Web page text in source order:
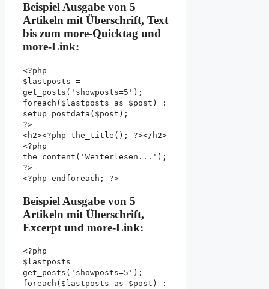
Beispiel Ausgabe von 5
Artikeln mit Überschrift, Text
bis zum more-Quicktag und
more-Link:
<?php
$lastposts =
get_posts('showposts=5');
foreach($lastposts as $post) :
setup_postdata($post);
?>
<h2><?php the_title(); ?></h2>
<?php
the_content('Weiterlesen...');
?>
<?php endforeach; ?>
Beispiel Ausgabe von 5
Artikeln mit Überschrift,
Excerpt und more-Link:
<?php
$lastposts =
get_posts('showposts=5');
foreach($lastposts as $post) :